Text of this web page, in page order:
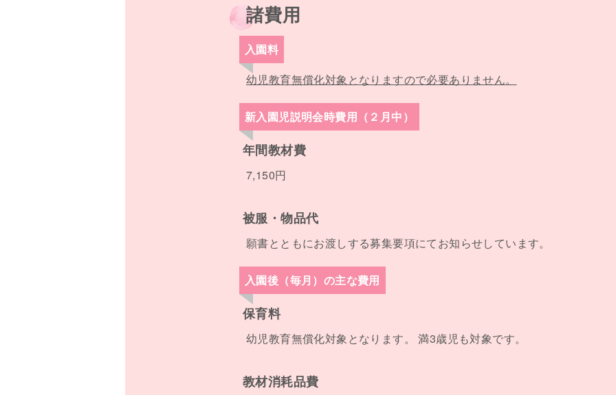
諸費用
入園料
幼児教育無償化対象となりますので必要ありません。
新入園児説明会時費用（２月中）
年間教材費
7,150円
被服・物品代
願書とともにお渡しする募集要項にてお知らせしています。
入園後（毎月）の主な費用
保育料
幼児教育無償化対象となります。 満3歳児も対象です。
教材消耗品費